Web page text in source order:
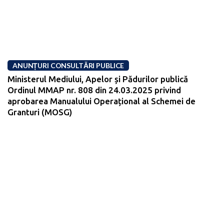
ANUNȚURI CONSULTĂRI PUBLICE
Ministerul Mediului, Apelor și Pădurilor publică
Ordinul MMAP nr. 808 din 24.03.2025 privind
aprobarea Manualului Operațional al Schemei de
Granturi (MOSG)